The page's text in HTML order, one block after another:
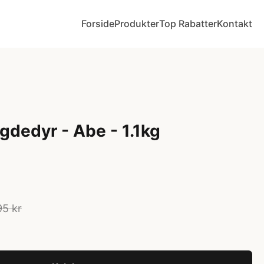
ForsideProdukterTop RabatterKontakt
- Abe - 1.1kg
kr